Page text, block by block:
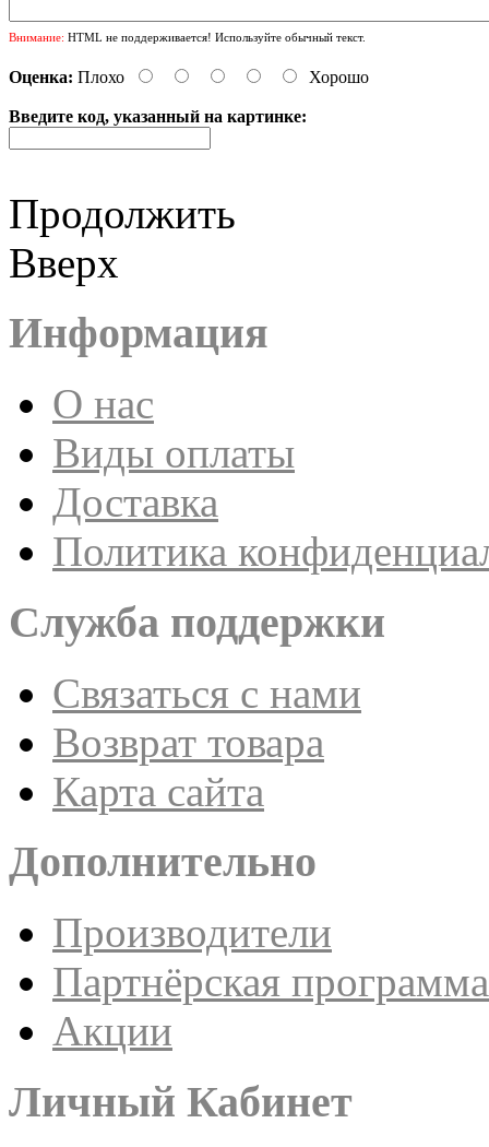
Внимание: HTML не поддерживается! Используйте обычный текст.
Оценка: Плохо Хорошо
Введите код, указанный на картинке:
Продолжить
Вверх
Информация
О нас
Виды оплаты
Доставка
Политика
Служба поддержки
Связаться с нами
Возврат товара
Карта сайта
Дополнительно
Производители
Партнёрская программа
Акции
Личный Кабинет